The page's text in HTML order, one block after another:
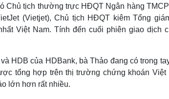
thao
Tư vấn
Thời trang
Sao Việt
Chủ tịch thường trực HĐQT Ngân hàng
(Vietjet), Chủ tịch HĐQT kiêm Tổng
Việt Nam. Tính đến cuối phiên giao dịch
HDB của HDBank, bà Thảo đang có trong
tổng hợp trên thị trường chứng khoán Việt
lớn hơn rất nhiều.